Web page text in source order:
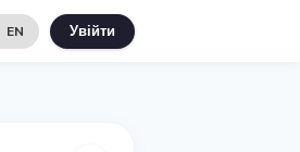
EN Увійти